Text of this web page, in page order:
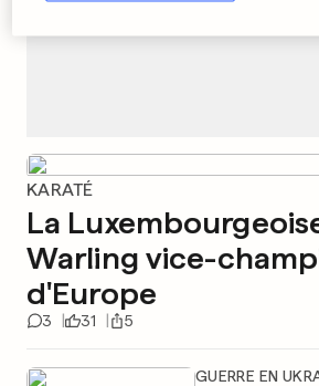
KARATÉ
La
Warling vice-
d'Europe
3 31 5
GUERRE EN